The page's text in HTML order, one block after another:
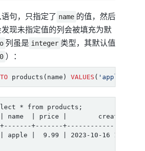
句，只指定了 name 的值，然后
现未指定值的列会被填充为默
列虽是 integer 类型，其默认值
0 ）：
products ( name ) VALUES ( 'apple'